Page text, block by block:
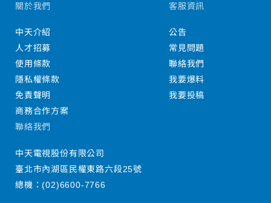
關於我們
中天介紹
人才招募
使用條款
隱私權條款
免責聲明
商務合作方案
客服資訊
公告
常見問題
聯絡我們
我要爆料
我要投稿
聯絡我們
中天電視股份有限公司
臺北市內湖區民權東路六段25號
總機：(02)6600-7766